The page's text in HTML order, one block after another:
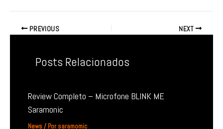
PREVIOUS NEXT
Posts Relacionados
Review Completo – Microfone BLINK ME
Saramonic
News/ Porsaramomic